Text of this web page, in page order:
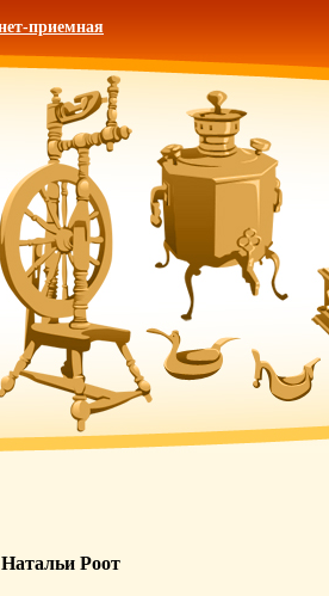
приемная
Роот